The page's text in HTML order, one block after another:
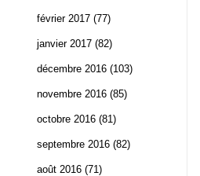
février 2017 (77)
janvier 2017 (82)
décembre 2016 (103)
novembre 2016 (85)
octobre 2016 (81)
septembre 2016 (82)
août 2016 (71)